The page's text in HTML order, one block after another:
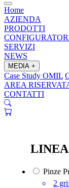
Home
AZIENDA
PRODOTTI
SERVIZI
NEWS
MEDIA +
Case Study OMIL
AREA
CONTATTI
Pinze
2